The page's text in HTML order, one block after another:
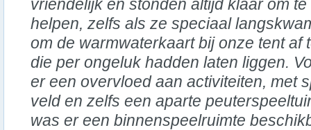
vriendelijk en stonden altijd klaar om te
helpen, zelfs als ze speciaal
om de warmwaterkaart bij onze tent af
die per ongeluk hadden laten liggen.
er een overvloed aan activiteiten, met
veld en zelfs een aparte
was er een binnenspeelruimte